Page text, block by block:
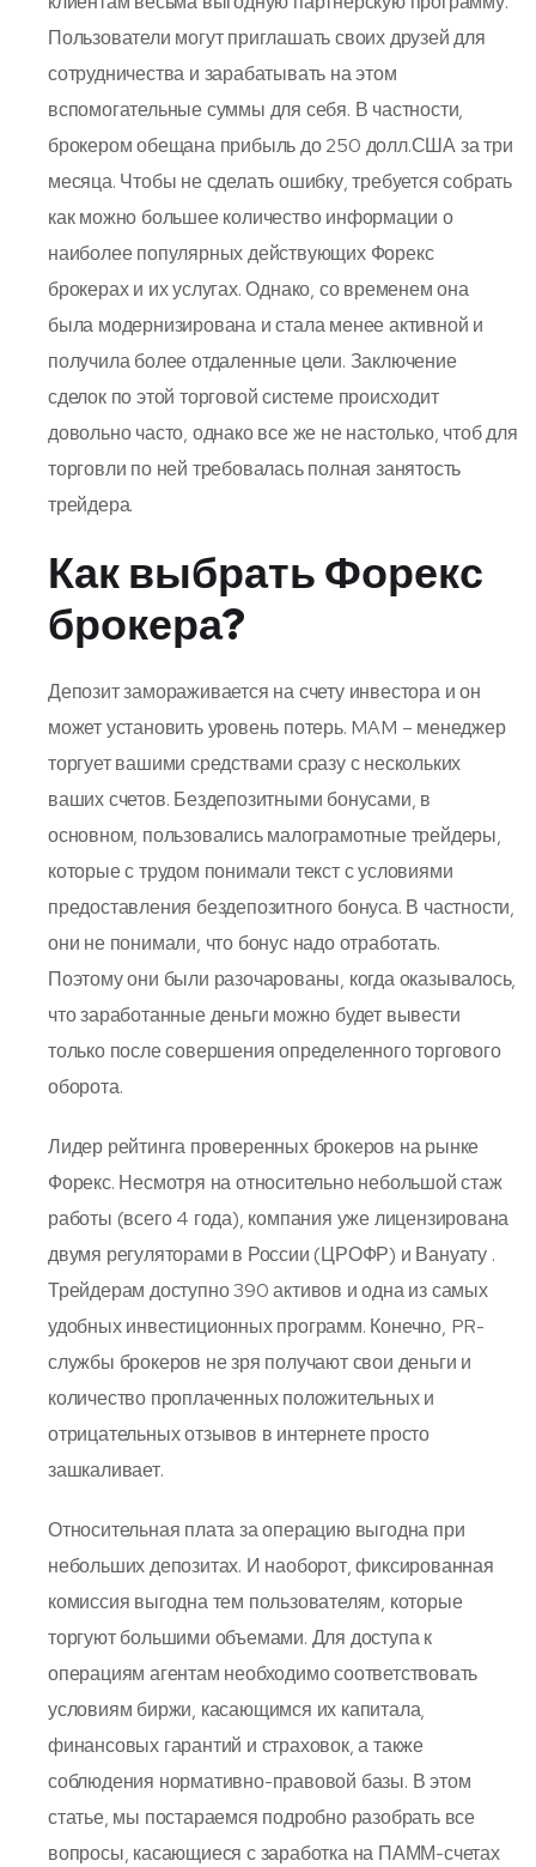
Пользователи могут приглашать своих друзей для
сотрудничества и зарабатывать на этом
вспомогательные суммы для себя. В частности,
брокером обещана прибыль до 250 долл.США за три
месяца. Чтобы не сделать ошибку, требуется собрать
как можно большее количество информации о
наиболее популярных действующих Форекс
брокерах и их услугах. Однако, со временем она
была модернизирована и стала менее активной и
получила более отдаленные цели. Заключение
сделок по этой торговой системе происходит
довольно часто, однако все же не настолько, чтоб для
торговли по ней требовалась полная занятость
трейдера.
Как выбрать Форекс
брокера?
Депозит замораживается на счету инвестора и он
может установить уровень потерь. MAM – менеджер
торгует вашими средствами сразу с нескольких
ваших счетов. Бездепозитными бонусами, в
основном, пользовались малограмотные трейдеры,
которые с трудом понимали текст с условиями
предоставления бездепозитного бонуса. В частности,
они не понимали, что бонус надо отработать.
Поэтому они были разочарованы, когда оказывалось,
что заработанные деньги можно будет вывести
только после совершения определенного торгового
оборота.
Лидер рейтинга проверенных брокеров на рынке
Форекс. Несмотря на относительно небольшой стаж
работы (всего 4 года), компания уже лицензирована
двумя регуляторами в России (ЦРОФР) и Вануату .
Трейдерам доступно 390 активов и одна из самых
удобных инвестиционных программ. Конечно, PR-
службы брокеров не зря получают свои деньги и
количество проплаченных положительных и
отрицательных отзывов в интернете просто
зашкаливает.
Относительная плата за операцию выгодна при
небольших депозитах. И наоборот, фиксированная
комиссия выгодна тем пользователям, которые
торгуют большими объемами. Для доступа к
операциям агентам необходимо соответствовать
условиям биржи, касающимся их капитала,
финансовых гарантий и страховок, а также
соблюдения нормативно-правовой базы. В этом
статье, мы постараемся подробно разобрать все
вопросы, касающиеся с заработка на ПАММ-счетах